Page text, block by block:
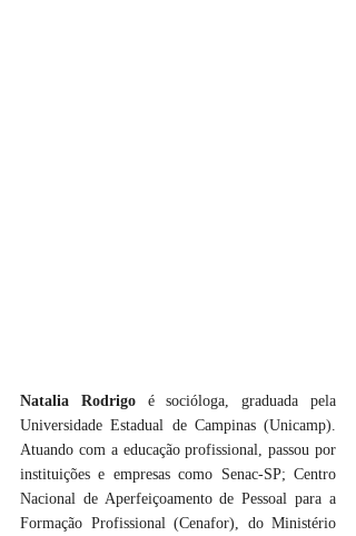
Natalia Rodrigo é socióloga, graduada pela
Universidade Estadual de Campinas (Unicamp).
Atuando com a educação profissional, passou por
instituições e empresas como Senac-SP; Centro
Nacional de Aperfeiçoamento de Pessoal para a
Formação Profissional (Cenafor), do Ministério